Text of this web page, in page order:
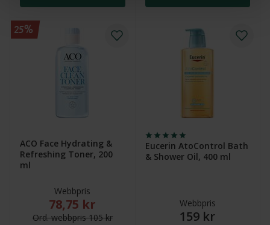
ACO Face Hydrating &
Refreshing Toner, 200
ml
Webbpris
Nytt reducerat pris: 78,75 kr. Ordinarie webbpris
78,75 kr
Ord.webbpris105 kr
25%
Eucerin AtoControl Bath
& Shower Oil, 400 ml
Webbpris
159 kr